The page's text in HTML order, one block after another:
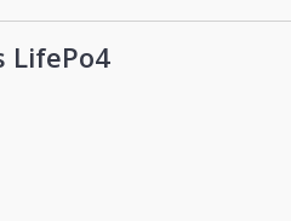
LifePo4